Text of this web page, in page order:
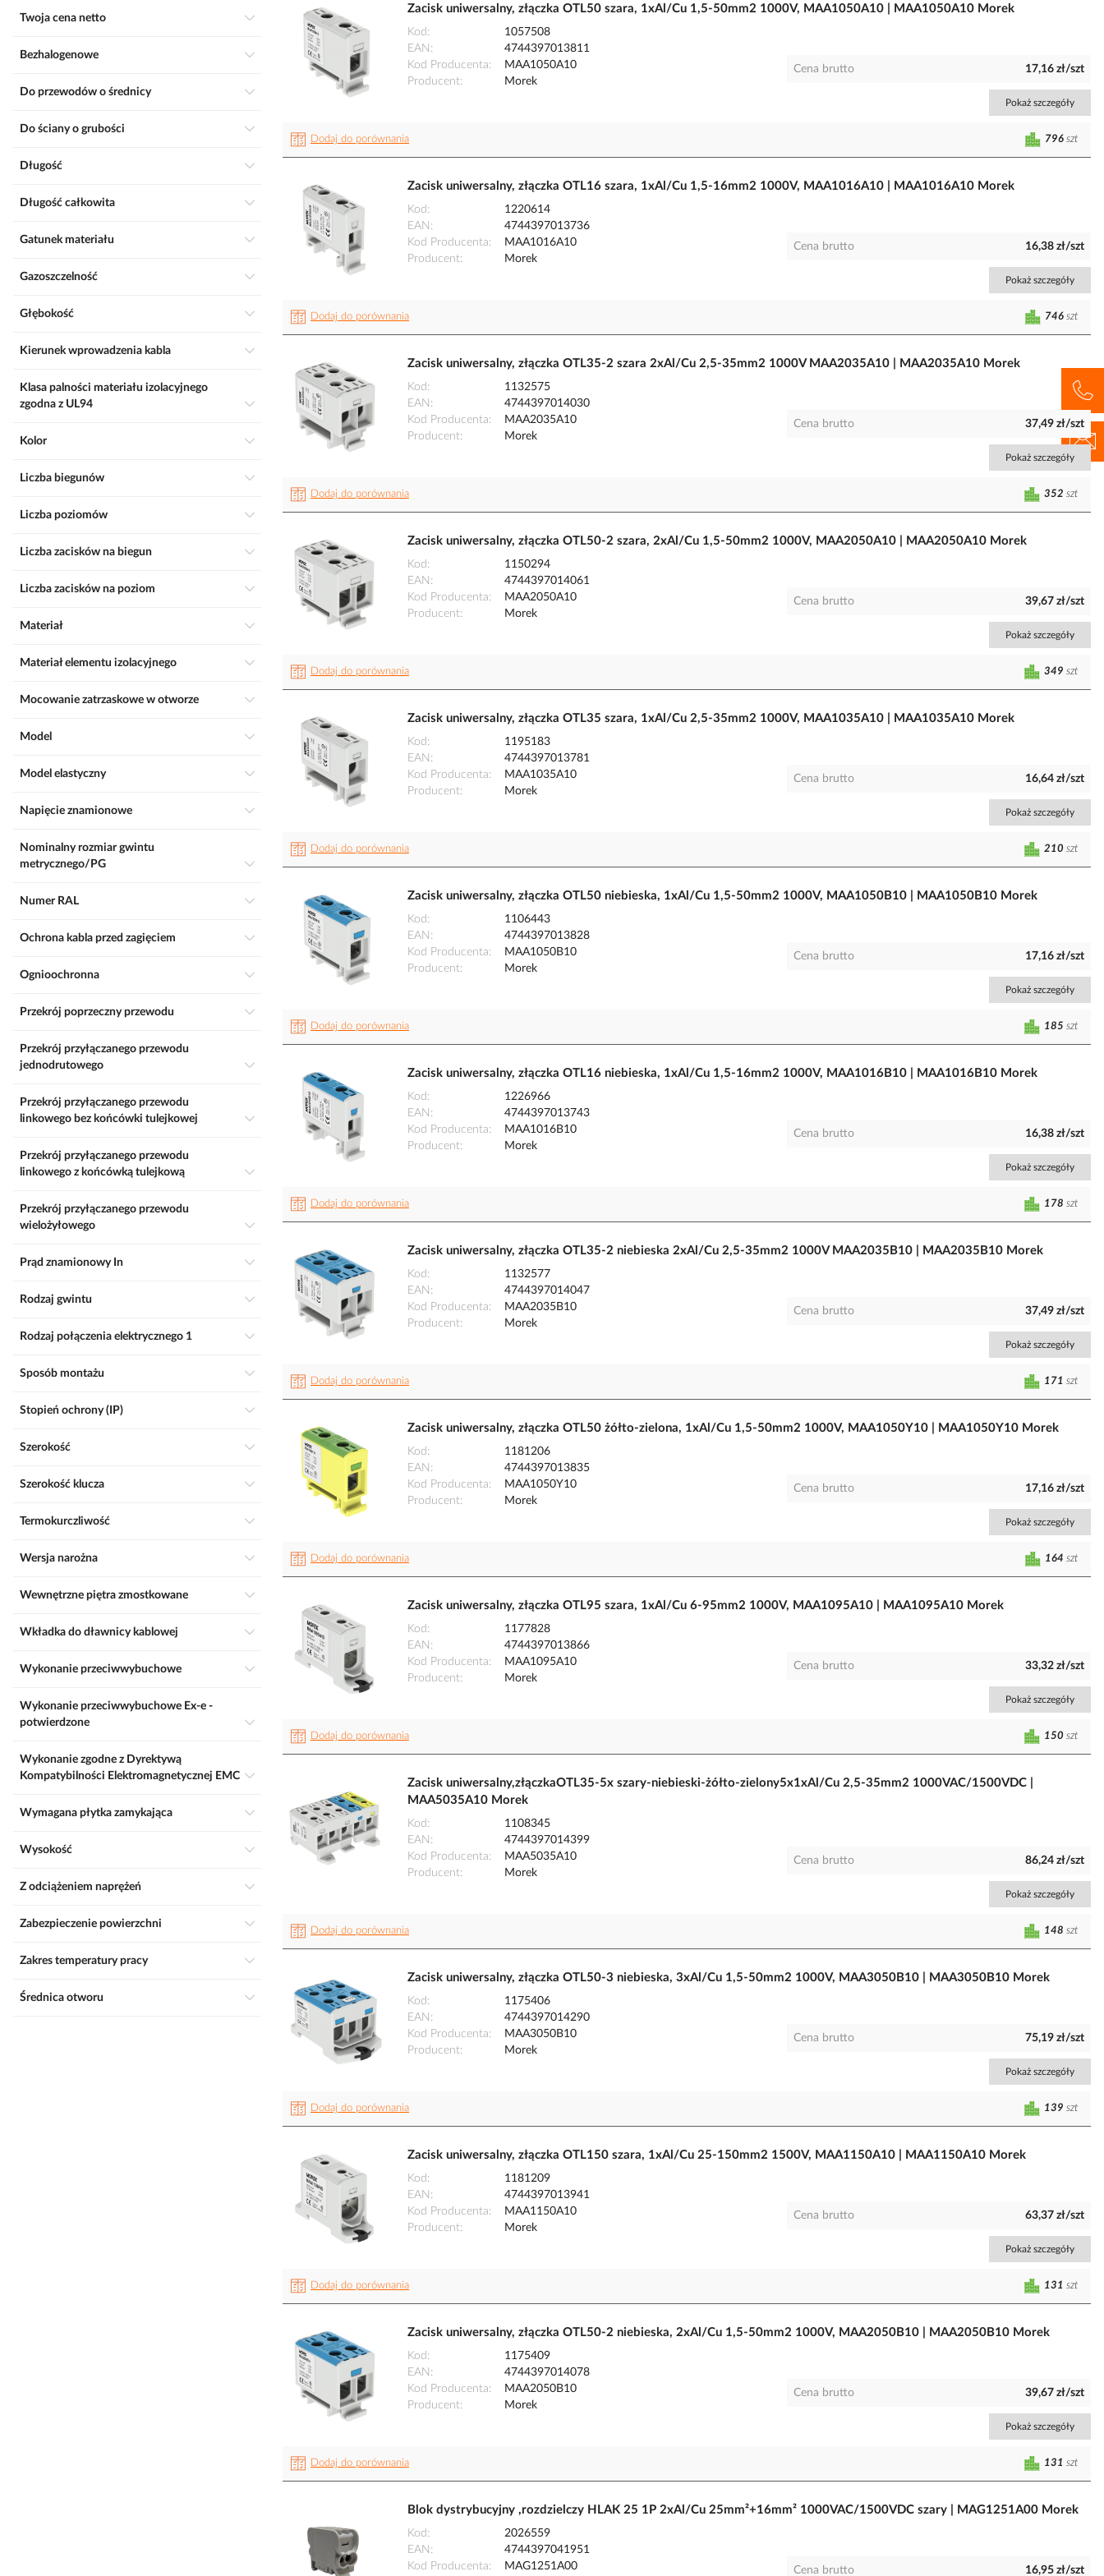
Zacisk uniwersalny, złączka OTL50 szara, 1xAl/Cu 1,5-50mm2 1000V, MAA1050A10 | MAA1050A10 Morek
Kod
1057508
EAN
4744397013811
Kod Producenta
MAA1050A10
Producent
Morek
Cena brutto 17,16 zł/szt
Pokaż szczegóły
Dodaj do porównania 796 szt
Zacisk uniwersalny, złączka OTL16 szara, 1xAl/Cu 1,5-16mm2 1000V, MAA1016A10 | MAA1016A10 Morek
Kod
1220614
EAN
4744397013736
Kod Producenta
MAA1016A10
Producent
Morek
Cena brutto 16,38 zł/szt
Pokaż szczegóły
Dodaj do porównania 746 szt
Zacisk uniwersalny, złączka OTL35-2 szara 2xAl/Cu 2,5-35mm2 1000V MAA2035A10 | MAA2035A10 Morek
Kod
1132575
EAN
4744397014030
Kod Producenta
MAA2035A10
Producent
Morek
Cena brutto 37,49 zł/szt
Pokaż szczegóły
Dodaj do porównania 352 szt
Zacisk uniwersalny, złączka OTL50-2 szara, 2xAl/Cu 1,5-50mm2 1000V, MAA2050A10 | MAA2050A10 Morek
Kod
1150294
EAN
4744397014061
Kod Producenta
MAA2050A10
Producent
Morek
Cena brutto 39,67 zł/szt
Pokaż szczegóły
Dodaj do porównania 349 szt
Zacisk uniwersalny, złączka OTL35 szara, 1xAl/Cu 2,5-35mm2 1000V, MAA1035A10 | MAA1035A10 Morek
Kod
1195183
EAN
4744397013781
Kod Producenta
MAA1035A10
Producent
Morek
Cena brutto 16,64 zł/szt
Pokaż szczegóły
Dodaj do porównania 210 szt
Zacisk uniwersalny, złączka OTL50 niebieska, 1xAl/Cu 1,5-50mm2 1000V, MAA1050B10 | MAA1050B10 Morek
Kod
1106443
EAN
4744397013828
Kod Producenta
MAA1050B10
Producent
Morek
Cena brutto 17,16 zł/szt
Pokaż szczegóły
Dodaj do porównania 185 szt
Zacisk uniwersalny, złączka OTL16 niebieska, 1xAl/Cu 1,5-16mm2 1000V, MAA1016B10 | MAA1016B10 Morek
Kod
1226966
EAN
4744397013743
Kod Producenta
MAA1016B10
Producent
Morek
Cena brutto 16,38 zł/szt
Pokaż szczegóły
Dodaj do porównania 178 szt
Zacisk uniwersalny, złączka OTL35-2 niebieska 2xAl/Cu 2,5-35mm2 1000V MAA2035B10 | MAA2035B10 Morek
Kod
1132577
EAN
4744397014047
Kod Producenta
MAA2035B10
Producent
Morek
Cena brutto 37,49 zł/szt
Pokaż szczegóły
Dodaj do porównania 171 szt
Zacisk uniwersalny, złączka OTL50 żółto-zielona, 1xAl/Cu 1,5-50mm2 1000V, MAA1050Y10 | MAA1050Y10 Morek
Kod
1181206
EAN
4744397013835
Kod Producenta
MAA1050Y10
Producent
Morek
Cena brutto 17,16 zł/szt
Pokaż szczegóły
Dodaj do porównania 164 szt
Zacisk uniwersalny, złączka OTL95 szara, 1xAl/Cu 6-95mm2 1000V, MAA1095A10 | MAA1095A10 Morek
Kod
1177828
EAN
4744397013866
Kod Producenta
MAA1095A10
Producent
Morek
Cena brutto 33,32 zł/szt
Pokaż szczegóły
Dodaj do porównania 150 szt
Zacisk uniwersalny,złączkaOTL35-5x szary-niebieski-żółto-zielony5x1xAl/Cu 2,5-35mm2 1000VAC/1500VDC |
MAA5035A10 Morek
Kod
1108345
EAN
4744397014399
Kod Producenta
MAA5035A10
Producent
Morek
Cena brutto 86,24 zł/szt
Pokaż szczegóły
Dodaj do porównania 148 szt
Zacisk uniwersalny, złączka OTL50-3 niebieska, 3xAl/Cu 1,5-50mm2 1000V, MAA3050B10 | MAA3050B10 Morek
Kod
1175406
EAN
4744397014290
Kod Producenta
MAA3050B10
Producent
Morek
Cena brutto 75,19 zł/szt
Pokaż szczegóły
Dodaj do porównania 139 szt
Zacisk uniwersalny, złączka OTL150 szara, 1xAl/Cu 25-150mm2 1500V, MAA1150A10 | MAA1150A10 Morek
Kod
1181209
EAN
4744397013941
Kod Producenta
MAA1150A10
Producent
Morek
Cena brutto 63,37 zł/szt
Pokaż szczegóły
Dodaj do porównania 131 szt
Zacisk uniwersalny, złączka OTL50-2 niebieska, 2xAl/Cu 1,5-50mm2 1000V, MAA2050B10 | MAA2050B10 Morek
Kod
1175409
EAN
4744397014078
Kod Producenta
MAA2050B10
Producent
Morek
Cena brutto 39,67 zł/szt
Pokaż szczegóły
Dodaj do porównania 131 szt
Blok dystrybucyjny ,rozdzielczy HLAK 25 1P 2xAl/Cu 25mm²+16mm² 1000VAC/1500VDC szary | MAG1251A00 Morek
Kod
2026559
EAN
4744397041951
Kod Producenta
MAG1251A00 Cena brutto 16,95 zł/szt
Twoja cena netto
Bezhalogenowe
Do przewodów o średnicy
Do ściany o grubości
Długość
Długość całkowita
Gatunek materiału
Gazoszczelność
Głębokość
Kierunek wprowadzenia kabla
Klasa palności materiału izolacyjnego
zgodna z UL94
Kolor
Liczba biegunów
Liczba poziomów
Liczba zacisków na biegun
Liczba zacisków na poziom
Materiał
Materiał elementu izolacyjnego
Mocowanie zatrzaskowe w otworze
Model
Model elastyczny
Napięcie znamionowe
Nominalny rozmiar gwintu
metrycznego/PG
Numer RAL
Ochrona kabla przed zagięciem
Ognioochronna
Przekrój poprzeczny przewodu
Przekrój przyłączanego przewodu
jednodrutowego
Przekrój przyłączanego przewodu
linkowego bez końcówki tulejkowej
Przekrój przyłączanego przewodu
linkowego z końcówką tulejkową
Przekrój przyłączanego przewodu
wielożyłowego
Prąd znamionowy In
Rodzaj gwintu
Rodzaj połączenia elektrycznego 1
Sposób montażu
Stopień ochrony (IP)
Szerokość
Szerokość klucza
Termokurczliwość
Wersja narożna
Wewnętrzne piętra zmostkowane
Wkładka do dławnicy kablowej
Wykonanie przeciwwybuchowe
Wykonanie przeciwwybuchowe Ex-e -
potwierdzone
Wykonanie zgodne z Dyrektywą
Kompatybilności Elektromagnetycznej EMC
Wymagana płytka zamykająca
Wysokość
Z odciążeniem naprężeń
Zabezpieczenie powierzchni
Zakres temperatury pracy
Średnica otworu